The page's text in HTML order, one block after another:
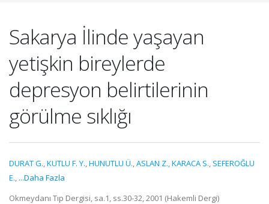
Sakarya İlinde yaşayan
yetişkin bireylerde
depresyon belirtilerinin
görülme sıklığı
DURAT G.,KUTLU F. Y.,HUNUTLU Ü.,ASLAN Z.,KARACA S., SEFEROĞLU
E., ...Daha Fazla
Okmeydanı Tıp Dergisi, sa.1, ss.30-32, 2001 (Hakemli Dergi)